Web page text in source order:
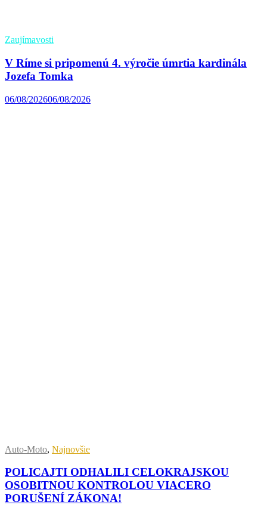
Zaujímavosti
V Ríme si pripomenú 4. výročie úmrtia kardinála
Jozefa Tomka
06/08/202606/08/2026
Auto-Moto, Najnovšie
POLICAJTI ODHALILI CELOKRAJSKOU
OSOBITNOU KONTROLOU VIACERO
PORUŠENÍ ZÁKONA!